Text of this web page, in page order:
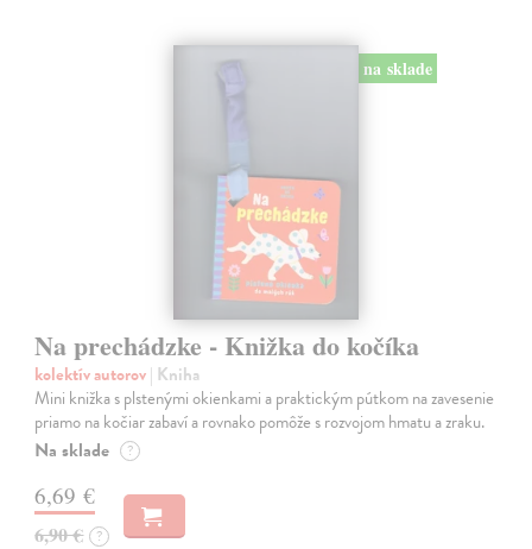
na sklade
Na prechádzke - Knižka do kočíka
kolektív autorov| Kniha
Mini knižka s plstenými okienkami a praktickým pútkom na zavesenie
priamo na kočiar zabaví a rovnako pomôže s rozvojom hmatu a zraku.
Na sklade ?
6,69 €
6,90 € ?